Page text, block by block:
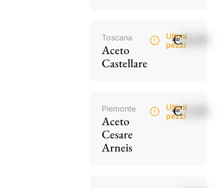
Toscana
Aceto
Castellare
Ultimi
pezzi
€18,00
Piemonte
Aceto
Cesare
Arneis
Ultimi
pezzi
€15,00